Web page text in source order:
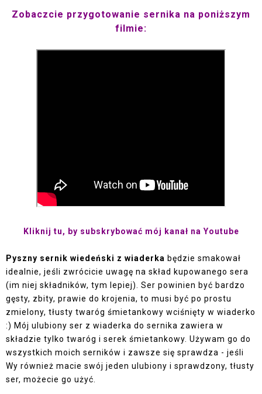
Zobaczcie przygotowanie sernika na poniższym
filmie:
Kliknij tu, by subskrybować mój kanał na Youtube
Pyszny sernik wiedeński z wiaderka będzie smakował
idealnie, jeśli zwrócicie uwagę na skład kupowanego sera
(im niej składników, tym lepiej). Ser powinien być bardzo
gęsty, zbity, prawie do krojenia, to musi być po prostu
zmielony, tłusty twaróg śmietankowy wciśnięty w wiaderko
:) Mój ulubiony ser z wiaderka do sernika zawiera w
składzie tylko twaróg i serek śmietankowy. Używam go do
wszystkich moich serników i zawsze się sprawdza - jeśli
Wy również macie swój jeden ulubiony i sprawdzony, tłusty
ser, możecie go użyć.